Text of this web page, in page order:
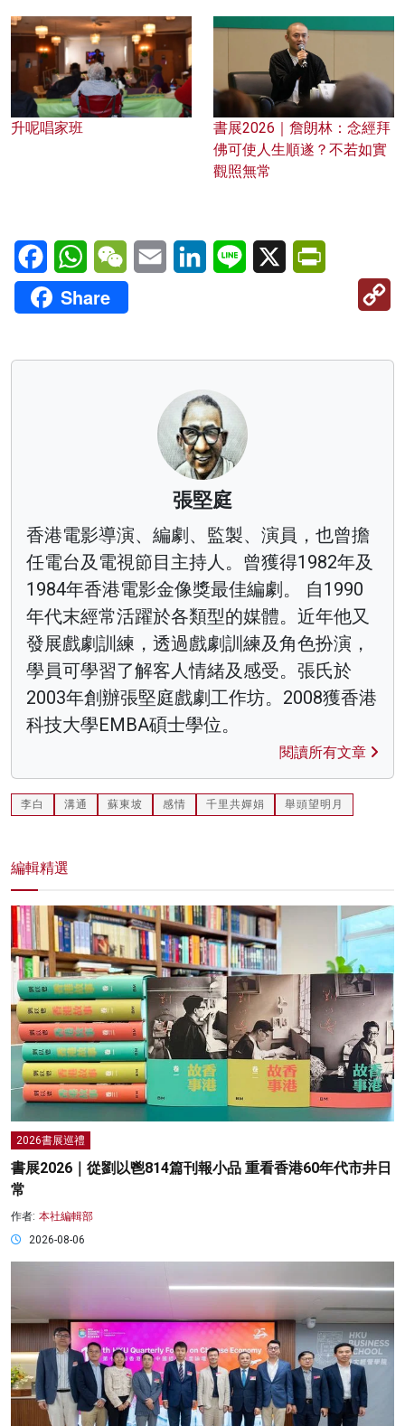
升呢唱家班
書展2026｜詹朗林：念經拜
佛可使人生順遂？不若如實
觀照無常
FacebookWhatsAppWeChatEmail LinkedInLine X
Share
張堅庭
香港電影導演、編劇、監製、演員，也曾擔
任電台及電視節目主持人。曾獲得1982年及
1984年香港電影金像獎最佳編劇。 自1990
年代末經常活躍於各類型的媒體。近年他又
發展戲劇訓練，透過戲劇訓練及角色扮演，
學員可學習了解客人情緒及感受。張氏於
2003年創辦張堅庭戲劇工作坊。2008獲香港
科技大學EMBA碩士學位。
閱讀所有文章
李白 溝通 蘇東坡 感情 千里共嬋娟 舉頭望明月
編輯精選
2026書展巡禮
書展2026｜從劉以鬯814篇刊報小品 重看香港60年代市井日
常
作者: 本社編輯部
2026-08-06